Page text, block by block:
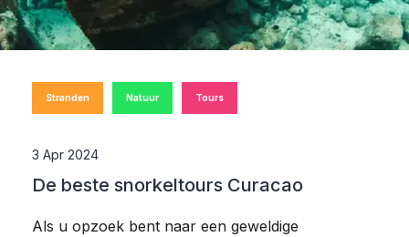
Stranden Natuur Tours
3 Apr 2024
De beste snorkeltours Curacao
Als u opzoek bent naar een geweldige